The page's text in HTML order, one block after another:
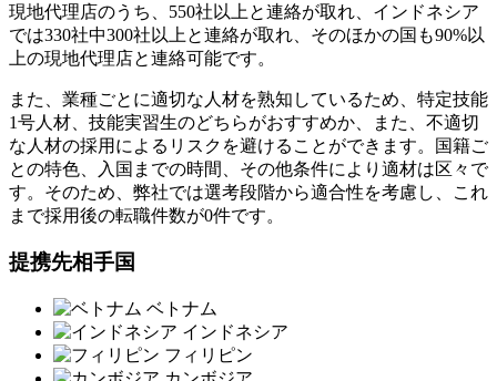
現地代理店のうち、550社以上と連絡が取れ、インドネシア
では330社中300社以上と連絡が取れ、そのほかの国も90%以
上の現地代理店と連絡可能です。
また、業種ごとに適切な人材を熟知しているため、特定技能
1号人材、技能実習生のどちらがおすすめか、また、不適切
な人材の採用によるリスクを避けることができます。国籍ご
との特色、入国までの時間、その他条件により適材は区々で
す。そのため、弊社では選考段階から適合性を考慮し、これ
まで採用後の転職件数が0件です。
提携先相手国
ベトナム
インドネシア
フィリピン